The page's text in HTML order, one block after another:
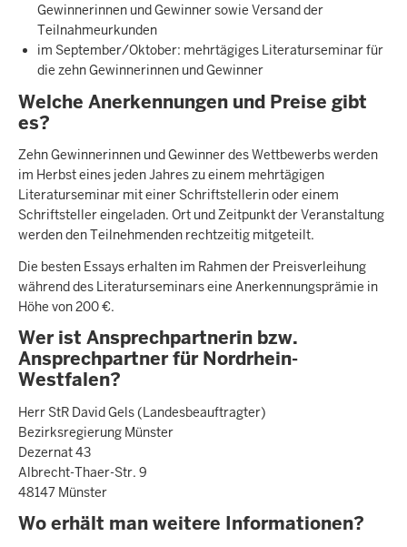
Gewinnerinnen und Gewinner sowie Versand der
Teilnahmeurkunden
im September/Oktober: mehrtägiges Literaturseminar für
die zehn Gewinnerinnen und Gewinner
Welche Anerkennungen und Preise gibt
es?
Zehn Gewinnerinnen und Gewinner des Wettbewerbs werden
im Herbst eines jeden Jahres zu einem mehrtägigen
Literaturseminar mit einer Schriftstellerin oder einem
Schriftsteller eingeladen. Ort und Zeitpunkt der Veranstaltung
werden den Teilnehmenden rechtzeitig mitgeteilt.
Die besten Essays erhalten im Rahmen der Preisverleihung
während des Literaturseminars eine Anerkennungsprämie in
Höhe von 200 €.
Wer ist Ansprechpartnerin bzw.
Ansprechpartner für Nordrhein-
Westfalen?
Herr StR David Gels (Landesbeauftragter)
Bezirksregierung Münster
Dezernat 43
Albrecht-Thaer-Str. 9
48147 Münster
Wo erhält man weitere Informationen?